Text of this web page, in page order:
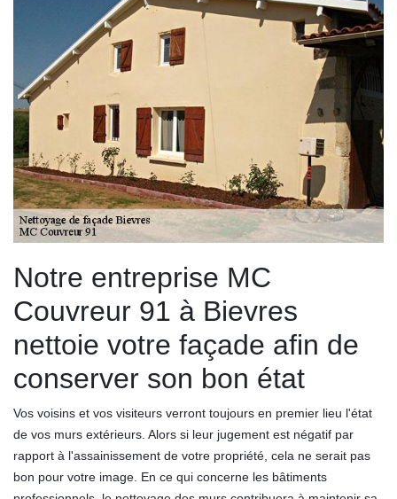
Notre entreprise MC
Couvreur 91 à Bievres
nettoie votre façade afin de
conserver son bon état
Vos voisins et vos visiteurs verront toujours en premier lieu l'état
de vos murs extérieurs. Alors si leur jugement est négatif par
rapport à l'assainissement de votre propriété, cela ne serait pas
bon pour votre image. En ce qui concerne les bâtiments